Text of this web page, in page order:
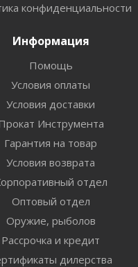
конфиденциальности
Информация
Помощь
Условия оплаты
Условия доставки
Инструмента
Гарантия на товар
Условия возврата
отдел
Оптовый отдел
Оружие, рыболов
Рассрочка и кредит
дилерства